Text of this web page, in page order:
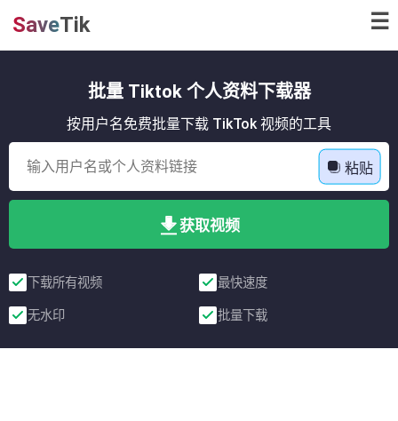
SaveTik ☰
批量 Tiktok 个人资料下载器
按用户名免费批量下载 TikTok 视频的工具
粘贴
获取视频
下载所有视频 最快速度
无水印 批量下载